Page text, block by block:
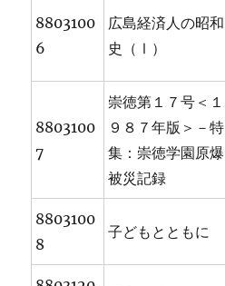
8803100
6
広島経済人の昭和
史（Ⅰ）
8803100
7
崇徳第１７号＜１
９８７年版＞－特
集：崇徳学園原爆
被災記録
8803100
8
子どもとともに